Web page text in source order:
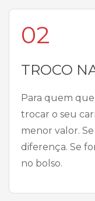
02
TROCO
Para quem
trocar o seu
menor valor.
diferença. Se
no bolso.